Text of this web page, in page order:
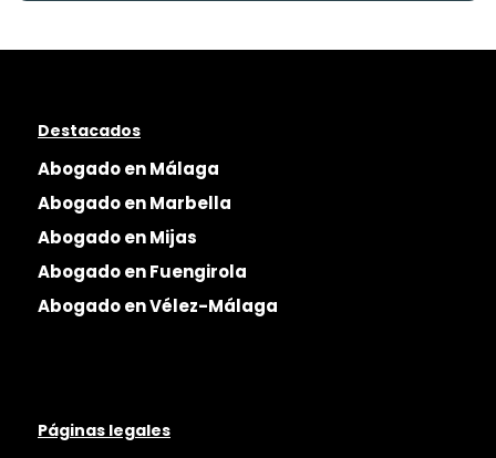
Destacados
Abogado en Málaga
Abogado en Marbella
Abogado en Mijas
Abogado en Fuengirola
Abogado en Vélez-Málaga
Páginas legales